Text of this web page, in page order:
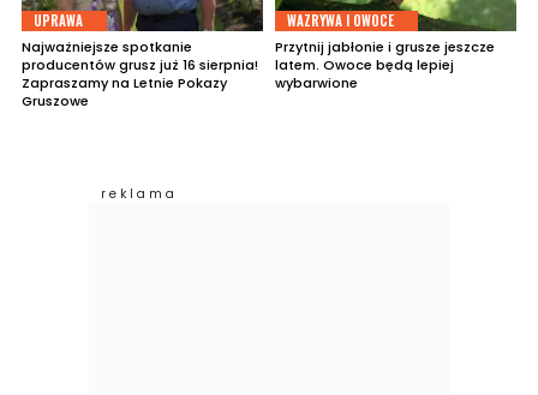
UPRAWA
Najważniejsze spotkanie
producentów grusz już 16 sierpnia!
Zapraszamy na Letnie Pokazy
Gruszowe
WAZRYWA I OWOCE
Przytnij jabłonie i grusze jeszcze
latem. Owoce będą lepiej
wybarwione